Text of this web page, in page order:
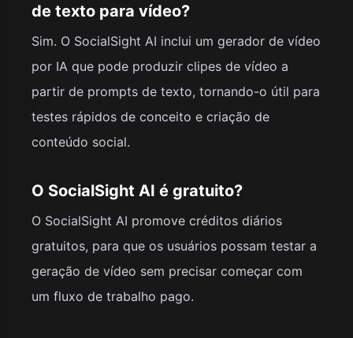
de texto para vídeo?
Sim. O SocialSight AI inclui um gerador de vídeo
por IA que pode produzir clipes de vídeo a
partir de prompts de texto, tornando-o útil para
testes rápidos de conceito e criação de
conteúdo social.
O SocialSight AI é gratuito?
O SocialSight AI promove créditos diários
gratuitos, para que os usuários possam testar a
geração de vídeo sem precisar começar com
um fluxo de trabalho pago.